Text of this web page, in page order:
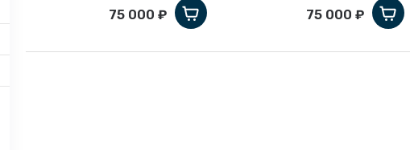
75 000 ₽ 75 000 ₽